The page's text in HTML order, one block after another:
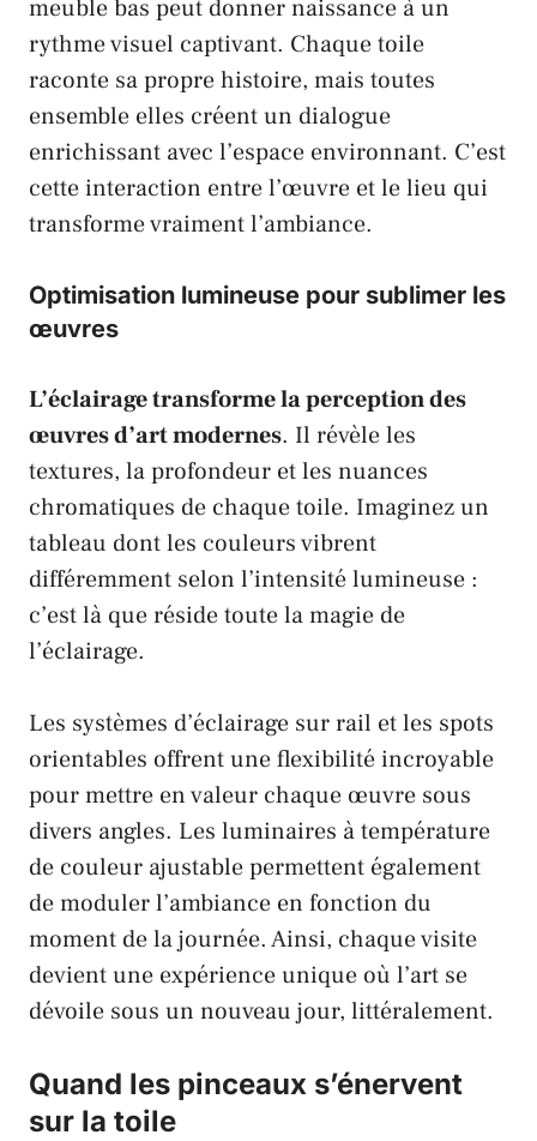
meuble bas peut donner naissance à un
rythme visuel captivant. Chaque toile
raconte sa propre histoire, mais toutes
ensemble elles créent un dialogue
enrichissant avec l’espace environnant. C’est
cette interaction entre l’œuvre et le lieu qui
transforme vraiment l’ambiance.
Optimisation lumineuse pour sublimer les
œuvres
L’éclairage transforme la perception des
œuvres d’art modernes. Il révèle les
textures, la profondeur et les nuances
chromatiques de chaque toile. Imaginez un
tableau dont les couleurs vibrent
différemment selon l’intensité lumineuse :
c’est là que réside toute la magie de
l’éclairage.
Les systèmes d’éclairage sur rail et les spots
orientables offrent une flexibilité incroyable
pour mettre en valeur chaque œuvre sous
divers angles. Les luminaires à température
de couleur ajustable permettent également
de moduler l’ambiance en fonction du
moment de la journée. Ainsi, chaque visite
devient une expérience unique où l’art se
dévoile sous un nouveau jour, littéralement.
Quand les pinceaux s’énervent
sur la toile